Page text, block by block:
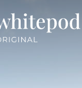
L’été en chalet